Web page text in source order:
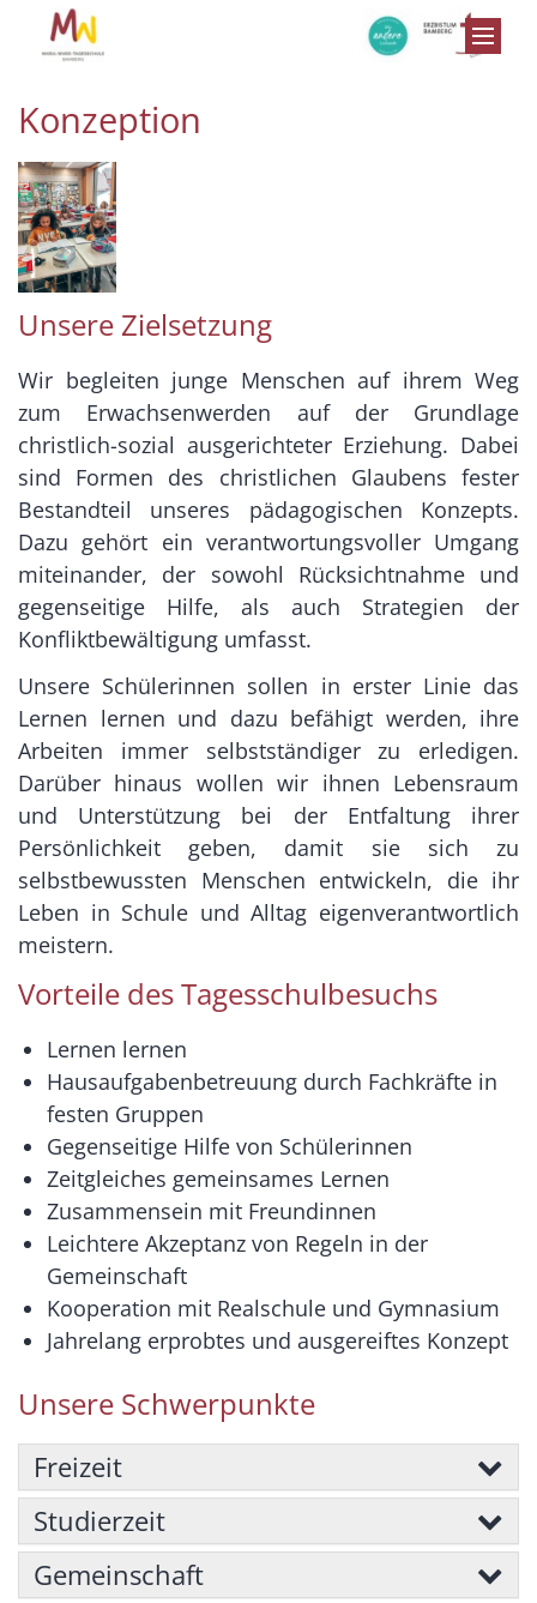
Zum Inhalt springen
Konzeption
Unsere Zielsetzung
Wir begleiten junge Menschen auf ihrem Weg
zum Erwachsenwerden auf der Grundlage
christlich-sozial ausgerichteter Erziehung. Dabei
sind Formen des christlichen Glaubens fester
Bestandteil unseres pädagogischen Konzepts.
Dazu gehört ein verantwortungsvoller Umgang
miteinander, der sowohl Rücksichtnahme und
gegenseitige Hilfe, als auch Strategien der
Konfliktbewältigung umfasst.
Unsere Schülerinnen sollen in erster Linie das
Lernen lernen und dazu befähigt werden, ihre
Arbeiten immer selbstständiger zu erledigen.
Darüber hinaus wollen wir ihnen Lebensraum
und Unterstützung bei der Entfaltung ihrer
Persönlichkeit geben, damit sie sich zu
selbstbewussten Menschen entwickeln, die ihr
Leben in Schule und Alltag eigenverantwortlich
meistern.
Vorteile des Tagesschulbesuchs
Lernen lernen
Hausaufgabenbetreuung durch Fachkräfte in
festen Gruppen
Gegenseitige Hilfe von Schülerinnen
Zeitgleiches gemeinsames Lernen
Zusammensein mit Freundinnen
Leichtere Akzeptanz von Regeln in der
Gemeinschaft
Kooperation mit Realschule und Gymnasium
Jahrelang erprobtes und ausgereiftes Konzept
Unsere Schwerpunkte
Freizeit
Studierzeit
Gemeinschaft